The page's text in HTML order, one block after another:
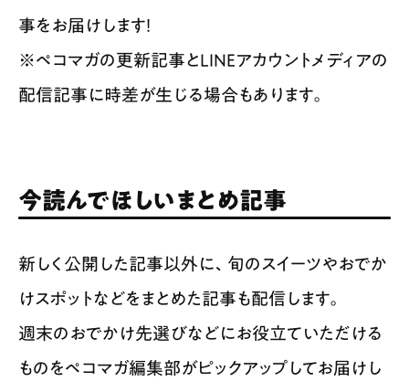
事をお届けします！
※ペコマガの更新記事とLINEアカウントメディアの
配信記事に時差が生じる場合もあります。
今読んでほしいまとめ記事
新しく公開した記事以外に、旬のスイーツやおでか
けスポットなどをまとめた記事も配信します。
週末のおでかけ先選びなどにお役立ていただける
ものをペコマガ編集部がピックアップしてお届けし